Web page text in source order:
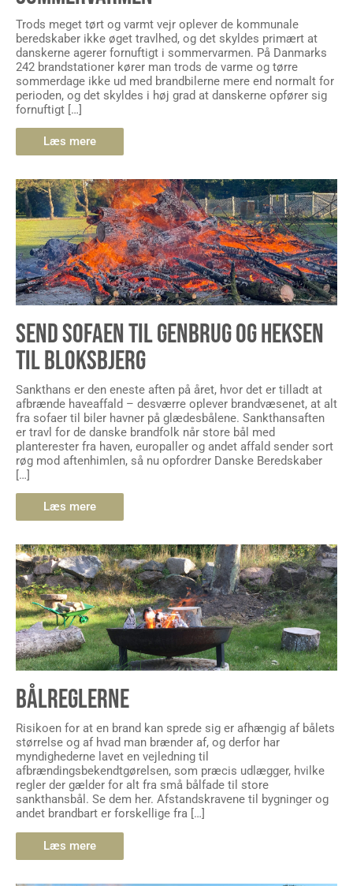
Trods meget tørt og varmt vejr oplever de kommunale
beredskaber ikke øget travlhed, og det skyldes primært at
danskerne agerer fornuftigt i sommervarmen. På Danmarks
242 brandstationer kører man trods de varme og tørre
sommerdage ikke ud med brandbilerne mere end normalt for
perioden, og det skyldes i høj grad at danskerne opfører sig
fornuftigt […]
Læs mere
SEND SOFAEN TIL GENBRUG OG HEKSEN
TIL BLOKSBJERG
Sankthans er den eneste aften på året, hvor det er tilladt at
afbrænde haveaffald – desværre oplever brandvæsenet, at alt
fra sofaer til biler havner på glædesbålene. Sankthansaften
er travl for de danske brandfolk når store bål med
planterester fra haven, europaller og andet affald sender sort
røg mod aftenhimlen, så nu opfordrer Danske Beredskaber
[…]
Læs mere
BÅLREGLERNE
Risikoen for at en brand kan sprede sig er afhængig af bålets
størrelse og af hvad man brænder af, og derfor har
myndighederne lavet en vejledning til
afbrændingsbekendtgørelsen, som præcis udlægger, hvilke
regler der gælder for alt fra små bålfade til store
sankthansbål. Se dem her. Afstandskravene til bygninger og
andet brandbart er forskellige fra […]
Læs mere